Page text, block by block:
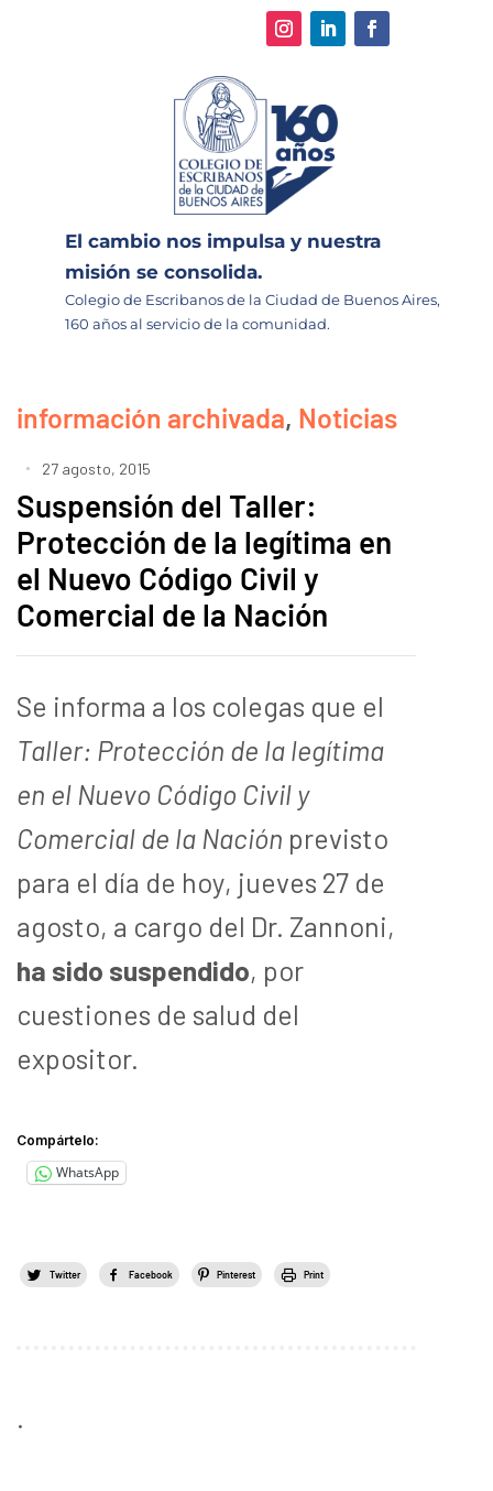
El cambio nos impulsa y nuestra
misión se consolida.
Colegio de Escribanos de la Ciudad de Buenos Aires,
160 años al servicio de la comunidad.
información archivada, Noticias
27 agosto, 2015
Suspensión del Taller:
Protección de la legítima en
el Nuevo Código Civil y
Comercial de la Nación
Se informa a los colegas que el
Taller: Protección de la legítima
en el Nuevo Código Civil y
Comercial de la Nación previsto
para el día de hoy, jueves 27 de
agosto, a cargo del Dr. Zannoni,
ha sido suspendido, por
cuestiones de salud del
expositor.
Compártelo:
WhatsApp
Twitter Facebook Pinterest Print
.